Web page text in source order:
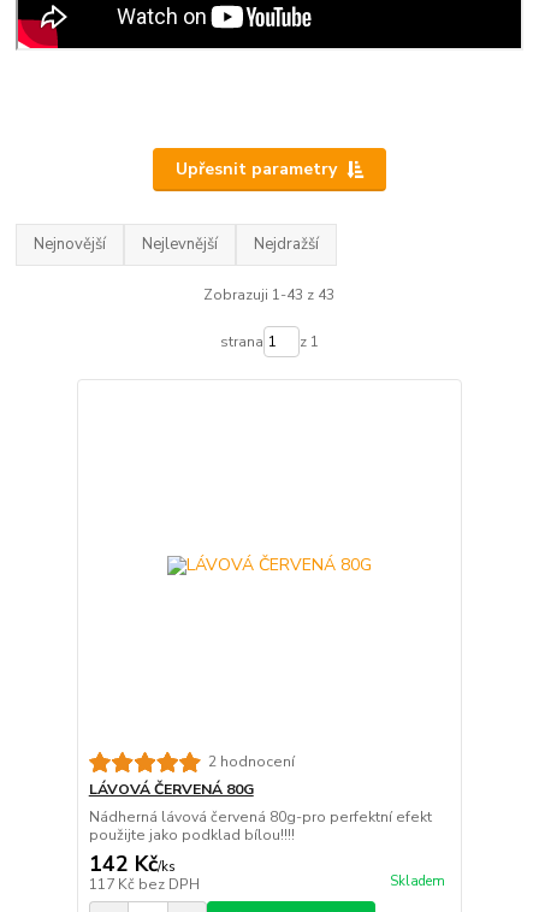
Upřesnit parametry
Nejnovější Nejlevnější Nejdražší
Zobrazuji 1-43 z 43
strana z 1
2 hodnocení
LÁVOVÁ ČERVENÁ 80G
Nádherná lávová červená 80g-pro perfektní efekt
použijte jako podklad bílou!!!!
142 Kč/ks
117 Kč bez DPH Skladem